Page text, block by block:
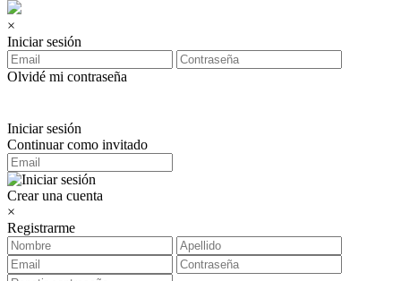
×
Iniciar sesión
Olvidé mi contraseña
Iniciar sesión
Continuar como invitado
Crear una cuenta
×
Registrarme